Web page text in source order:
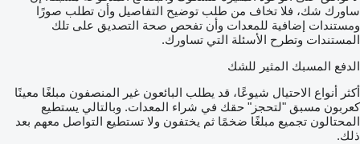
ساورك شك، فلا تخاف من طلب توضيح التفاصيل وأن تطلب صورًا
ومستندات إضافية للمعدات وأن تفحص صحة التصديق على تلك
المستندات وتطرح الأسئلة التي تساورك.
الدفع المسبك المثير للشك
أكثر أنواع الاحتيال شيوعًا، قد يطلب البائعون غير المنصفون مبلغًا معينًا
كعربون مسبق "لتحجز" حقك في شراء المعدات. وبالتالي يستطيع
المحتالون تجميع مبلغًا ضخمًا ثم يختفون ولا تستطيع التواصل معهم بعد
ذلك.